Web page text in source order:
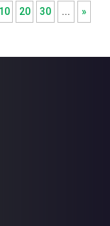
10 20 30 ... »